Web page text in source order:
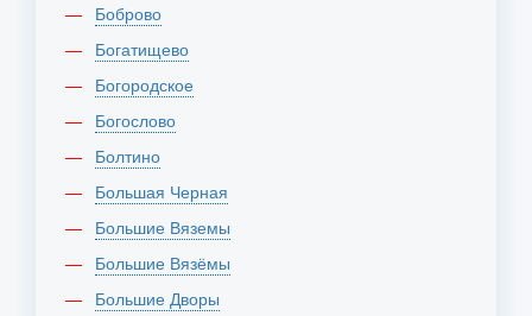
Боброво
Богатищево
Богородское
Богослово
Болтино
Большая Черная
Большие Вяземы
Большие Вязёмы
Большие Дворы